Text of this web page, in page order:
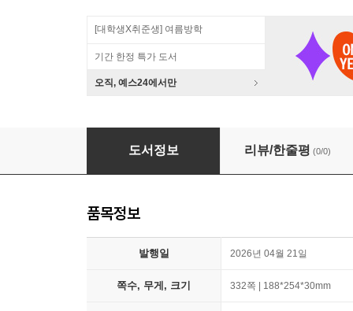
[대학생X취준생] 여름방학
기간 한정 특가 도서
오직, 예스24에서만
MfPL 선형대수학 (흑백)
도서정보 리뷰/한줄평 (0/0)
품목정보
발행일 2026년 04월 21일
쪽수, 무게, 크기 332쪽 | 188*254*30mm